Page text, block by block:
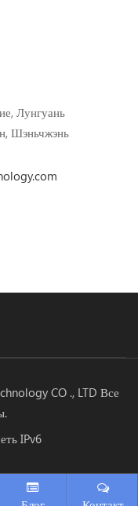
Лунгуань
Шэньчжэнь
CO ., LTD Все
IPv6